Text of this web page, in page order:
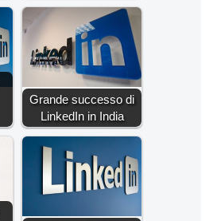
Grande successo di
LinkedIn in India